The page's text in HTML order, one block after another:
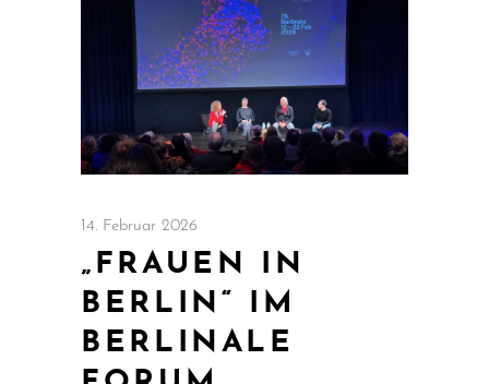
14. Februar 2026
„FRAUEN IN
BERLIN“ IM
BERLINALE